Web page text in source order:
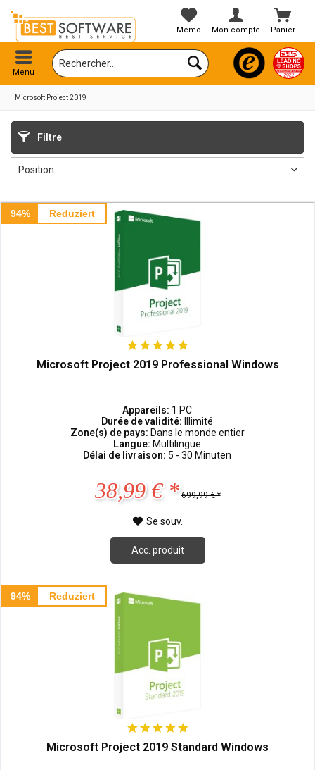
Panier
Mémo Mon compte
Menu
Microsoft Project 2019
Filtre
94% Reduziert
Microsoft Project 2019 Professional Windows
Appareils: 1 PC
Durée de validité:
Illimité
Zone(s) de pays: Dans le monde entier
Langue: Multilingue
Délai de livraison: 5 - 30 Minuten
38,99 € * 699,99 € *
Se souv.
Acc. produit
94% Reduziert
Microsoft Project 2019 Standard Windows